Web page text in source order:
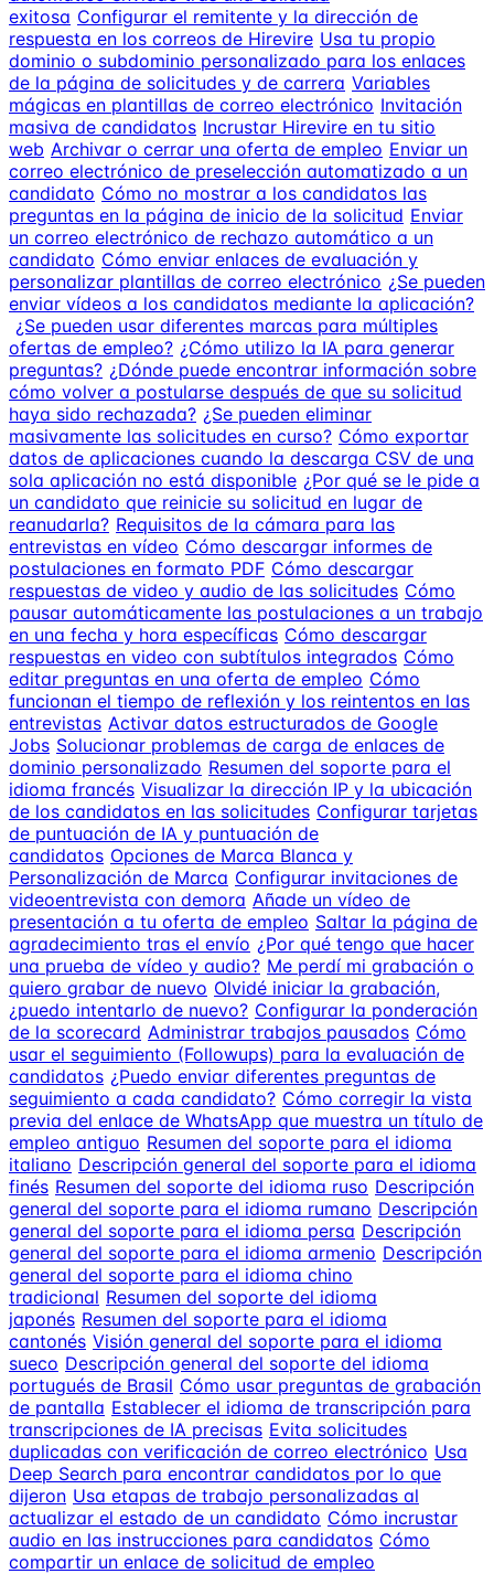
exitosa Configurar el remitente y la dirección de
respuesta en los correos de Hirevire Usa tu propio
dominio o subdominio personalizado para los enlaces
de la página de solicitudes y de carrera Variables
mágicas en plantillas de correo electrónico Invitación
masiva de candidatos Incrustar Hirevire en tu sitio
web Archivar o cerrar una oferta de empleo Enviar un
correo electrónico de preselección automatizado a un
candidato Cómo no mostrar a los candidatos las
preguntas en la página de inicio de la solicitud Enviar
un correo electrónico de rechazo automático a un
candidato Cómo enviar enlaces de evaluación y
personalizar plantillas de correo electrónico ¿Se pueden
enviar vídeos a los candidatos mediante la aplicación?
¿Se pueden usar diferentes marcas para múltiples
ofertas de empleo? ¿Cómo utilizo la IA para generar
preguntas? ¿Dónde puede encontrar información sobre
cómo volver a postularse después de que su solicitud
haya sido rechazada? ¿Se pueden eliminar
masivamente las solicitudes en curso? Cómo exportar
datos de aplicaciones cuando la descarga CSV de una
sola aplicación no está disponible ¿Por qué se le pide a
un candidato que reinicie su solicitud en lugar de
reanudarla? Requisitos de la cámara para las
entrevistas en vídeo Cómo descargar informes de
postulaciones en formato PDF Cómo descargar
respuestas de video y audio de las solicitudes Cómo
pausar automáticamente las postulaciones a un trabajo
en una fecha y hora específicas Cómo descargar
respuestas en video con subtítulos integrados Cómo
editar preguntas en una oferta de empleo Cómo
funcionan el tiempo de reflexión y los reintentos en las
entrevistas Activar datos estructurados de Google
Jobs Solucionar problemas de carga de enlaces de
dominio personalizado Resumen del soporte para el
idioma francés Visualizar la dirección IP y la ubicación
de los candidatos en las solicitudes Configurar tarjetas
de puntuación de IA y puntuación de
candidatos Opciones de Marca Blanca y
Personalización de Marca Configurar invitaciones de
videoentrevista con demora Añade un vídeo de
presentación a tu oferta de empleo Saltar la página de
agradecimiento tras el envío ¿Por qué tengo que hacer
una prueba de vídeo y audio? Me perdí mi grabación o
quiero grabar de nuevo Olvidé iniciar la grabación,
¿puedo intentarlo de nuevo? Configurar la ponderación
de la scorecard Administrar trabajos pausados Cómo
usar el seguimiento (Followups) para la evaluación de
candidatos ¿Puedo enviar diferentes preguntas de
seguimiento a cada candidato? Cómo corregir la vista
previa del enlace de WhatsApp que muestra un título de
empleo antiguo Resumen del soporte para el idioma
italiano Descripción general del soporte para el idioma
finés Resumen del soporte del idioma ruso Descripción
general del soporte para el idioma rumano Descripción
general del soporte para el idioma persa Descripción
general del soporte para el idioma armenio Descripción
general del soporte para el idioma chino
tradicional Resumen del soporte del idioma
japonés Resumen del soporte para el idioma
cantonés Visión general del soporte para el idioma
sueco Descripción general del soporte del idioma
portugués de Brasil Cómo usar preguntas de grabación
de pantalla Establecer el idioma de transcripción para
transcripciones de IA precisas Evita solicitudes
duplicadas con verificación de correo electrónico Usa
Deep Search para encontrar candidatos por lo que
dijeron Usa etapas de trabajo personalizadas al
actualizar el estado de un candidato Cómo incrustar
audio en las instrucciones para candidatos Cómo
compartir un enlace de solicitud de empleo